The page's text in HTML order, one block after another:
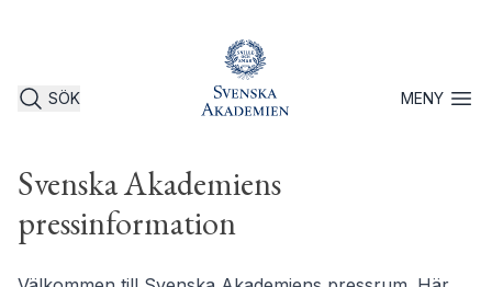
SÖK MENYÖppna
Svenska Akademiens
pressinformation